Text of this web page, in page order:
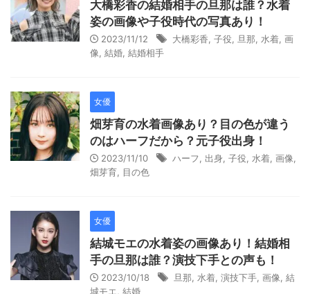
大橋彩香の結婚相手の旦那は誰？水着
姿の画像や子役時代の写真あり！
2023/11/12 大橋彩香 子役 旦那 水着 画
像 結婚 結婚相手
女優
畑芽育の水着画像あり？目の色が違う
のはハーフだから？元子役出身！
2023/11/10 ハーフ 出身 子役 水着 画像
畑芽育
目の色
女優
結城モエの水着姿の画像あり！結婚相
手の旦那は誰？演技下手との声も！
2023/10/18 旦那 水着 演技下手 画像 結
城モエ
結婚